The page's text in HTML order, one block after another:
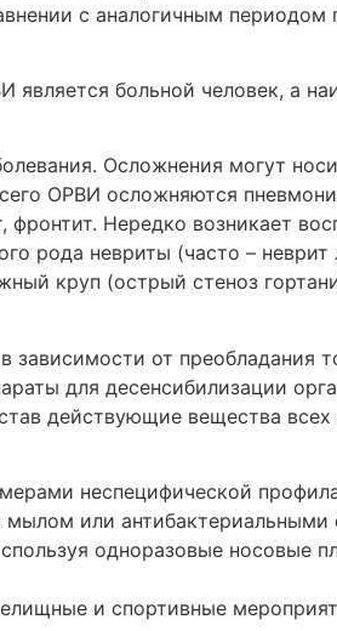
с аналогичным периодом
больной человек, а
Осложнения могут
ОРВИ осложняются
Нередко возникает
рода невриты (часто –
круп (острый стеноз
зависимости от
для десенсибилизации
действующие вещества
неспецифической
мылом или
одноразовые носовые
и спортивные